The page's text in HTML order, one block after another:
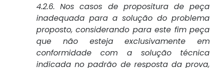
4.2.6. Nos casos de propositura de peça
inadequada para a solução do problema
proposto, considerando para este fim peça
que não esteja exclusivamente em
conformidade com a solução técnica
indicada no padrão de resposta da prova,